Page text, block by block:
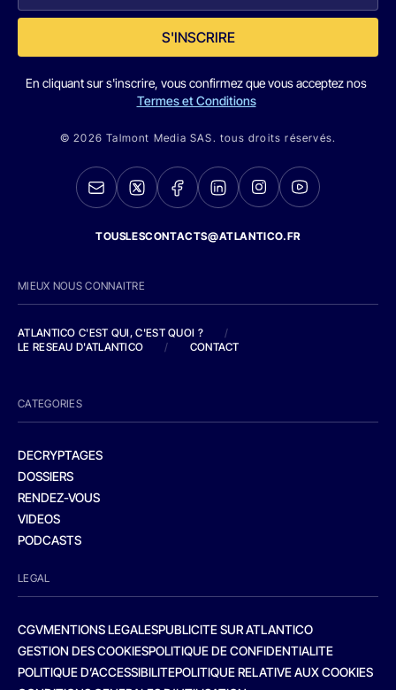
S'INSCRIRE
En cliquant sur s'inscrire, vous confirmez que vous acceptez nos
Termes et Conditions
© 2026 Talmont Media SAS. tous droits réservés.
TOUSLESCONTACTS@ATLANTICO.FR
MIEUX NOUS CONNAITRE
ATLANTICO C'EST QUI, C'EST QUOI ?
/
LE RESEAU D'ATLANTICO
/ CONTACT
CATEGORIES
DECRYPTAGES
DOSSIERS
RENDEZ-VOUS
VIDEOS
PODCASTS
LEGAL
CGVMENTIONS LEGALESPUBLICITE SUR ATLANTICO
GESTION DES COOKIESPOLITIQUE DE CONFIDENTIALITE
POLITIQUE D’ACCESSIBILITEPOLITIQUE RELATIVE AUX COOKIES